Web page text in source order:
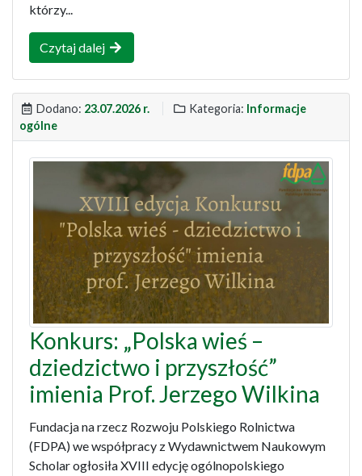
którzy...
Czytaj dalej
Dodano: 23.07.2026 r. Kategoria: Informacje
ogólne
Konkurs: „Polska wieś –
dziedzictwo i przyszłość”
imienia Prof. Jerzego Wilkina
Fundacja na rzecz Rozwoju Polskiego Rolnictwa
(FDPA) we współpracy z Wydawnictwem Naukowym
Scholar ogłosiła XVIII edycję ogólnopolskiego